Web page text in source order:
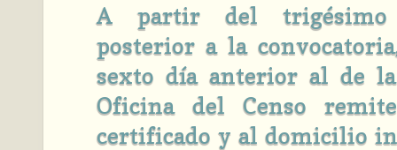
A partir del trigésimo
posterior a la
sexto día anterior al de
Oficina del Censo
certificado y al domicilio